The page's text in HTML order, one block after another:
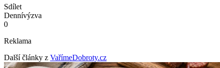
Sdílet
Dennívýzva
0
Reklama
Další články z VařímeDobroty.cz